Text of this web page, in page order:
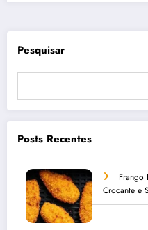
Pesquisar
Posts Recentes
Frango
Crocante e